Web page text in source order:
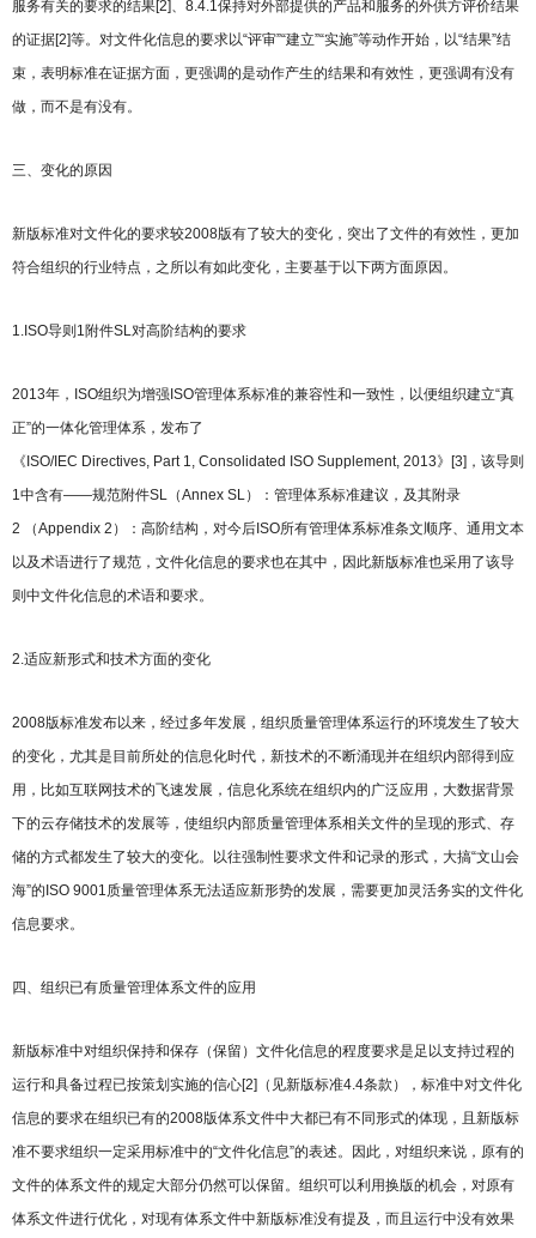
服务有关的要求的结果[2]、8.4.1保持对外部提供的产品和服务的外供方评价结果
的证据[2]等。对文件化信息的要求以“评审”“建立”“实施”等动作开始，以“结果”结
束，表明标准在证据方面，更强调的是动作产生的结果和有效性，更强调有没有
做，而不是有没有。
三、变化的原因
新版标准对文件化的要求较2008版有了较大的变化，突出了文件的有效性，更加
符合组织的行业特点，之所以有如此变化，主要基于以下两方面原因。
1.ISO导则1附件SL对高阶结构的要求
2013年，ISO组织为增强ISO管理体系标准的兼容性和一致性，以便组织建立“真
正”的一体化管理体系，发布了
《ISO/IEC Directives, Part 1, Consolidated ISO Supplement, 2013》[3]，该导则
1中含有——规范附件SL（Annex SL）：管理体系标准建议，及其附录
2 （Appendix 2）：高阶结构，对今后ISO所有管理体系标准条文顺序、通用文本
以及术语进行了规范，文件化信息的要求也在其中，因此新版标准也采用了该导
则中文件化信息的术语和要求。
2.适应新形式和技术方面的变化
2008版标准发布以来，经过多年发展，组织质量管理体系运行的环境发生了较大
的变化，尤其是目前所处的信息化时代，新技术的不断涌现并在组织内部得到应
用，比如互联网技术的飞速发展，信息化系统在组织内的广泛应用，大数据背景
下的云存储技术的发展等，使组织内部质量管理体系相关文件的呈现的形式、存
储的方式都发生了较大的变化。以往强制性要求文件和记录的形式，大搞“文山会
海”的ISO 9001质量管理体系无法适应新形势的发展，需要更加灵活务实的文件化
信息要求。
四、组织已有质量管理体系文件的应用
新版标准中对组织保持和保存（保留）文件化信息的程度要求是足以支持过程的
运行和具备过程已按策划实施的信心[2]（见新版标准4.4条款），标准中对文件化
信息的要求在组织已有的2008版体系文件中大都已有不同形式的体现，且新版标
准不要求组织一定采用标准中的“文件化信息”的表述。因此，对组织来说，原有的
文件的体系文件的规定大部分仍然可以保留。组织可以利用换版的机会，对原有
体系文件进行优化，对现有体系文件中新版标准没有提及，而且运行中没有效果